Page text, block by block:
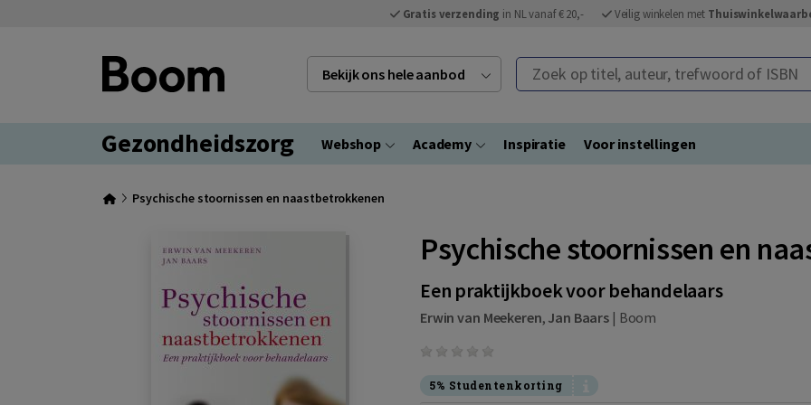
Gratis verzending in NL vanaf € 20,- Veilig winkelen met
Bekijk ons hele aanbod Zoek op titel, auteur, trefwoord of ISBN
Gezondheidszorg Webshop Academy Inspiratie Voor instellingen
Psychische stoornissen en naastbetrokkenen
Psychische stoornissen en
Een praktijkboek voor behandelaars
Erwin van Meekeren, Jan Baars | Boom
5% Studentenkorting